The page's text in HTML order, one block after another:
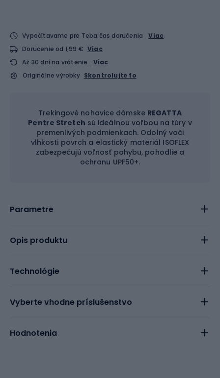
Vypočítavame pre Teba čas doručenia
Viac
Doručenie od 1,99 € Viac
Až 30 dní na vrátenie. Viac
Originálne výrobky Skontrolujte to
Trekingové nohavice dámske REGATTA
Pentre Stretch sú ideálnou voľbou na túry v
premenlivých podmienkach. Odolný voči
vlhkosti povrch a elastický materiál ISOFLEX
zabezpečujú voľnosť pohybu, pohodlie a
ochranu UPF50+.
Parametre
Opis produktu
Technológie
Vyberte vhodne príslušenstvo
Hodnotenia